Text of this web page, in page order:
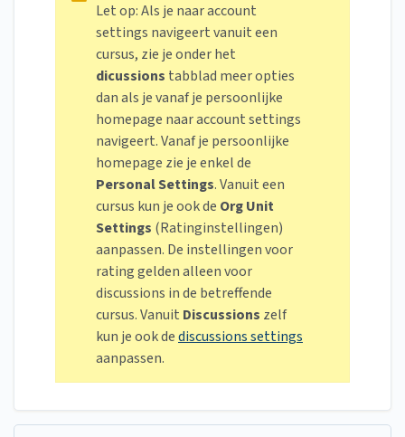
Let op: Als je naar account
settings navigeert vanuit een
cursus, zie je onder het
dicussions tabblad meer opties
dan als je vanaf je persoonlijke
homepage naar account settings
navigeert. Vanaf je persoonlijke
homepage zie je enkel de
Personal Settings. Vanuit een
cursus kun je ook de Org Unit
Settings (Ratinginstellingen)
aanpassen. De instellingen voor
rating gelden alleen voor
discussions in de betreffende
cursus. Vanuit Discussions zelf
kun je ook dediscussions settings
aanpassen.